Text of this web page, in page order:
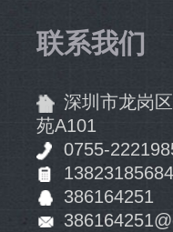
联系我们
深圳市龙岗
苑A101
0755-
13823185684
386164251